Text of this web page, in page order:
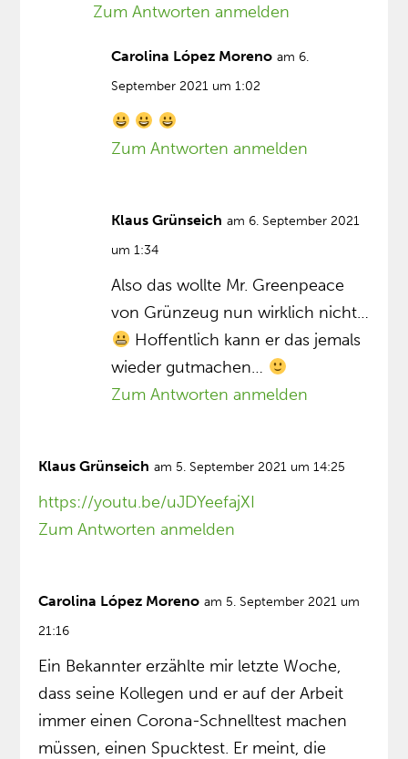
Zum Antworten anmelden
Carolina López Moreno am 6.
September 2021 um 1:02
Zum Antworten anmelden
Klaus Grünseich am 6. September 2021
um 1:34
Also das wollte Mr. Greenpeace
von Grünzeug nun wirklich nicht…
Hoffentlich kann er das jemals
wieder gutmachen…
Zum Antworten anmelden
Klaus Grünseich am 5. September 2021 um 14:25
https://youtu.be/uJDYeefajXI
Zum Antworten anmelden
Carolina López Moreno am 5. September 2021 um
21:16
Ein Bekannter erzählte mir letzte Woche,
dass seine Kollegen und er auf der Arbeit
immer einen Corona-Schnelltest machen
müssen, einen Spucktest. Er meint, die